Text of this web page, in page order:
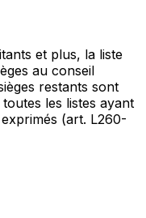
et plus, la liste
au conseil
restants sont
les listes ayant
(art. L260-